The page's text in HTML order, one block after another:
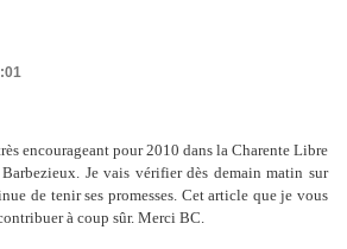
encourageant pour 2010 dans la Charente Libre
Je vais vérifier dès demain matin sur
de tenir ses promesses. Cet article que je vous
à coup sûr. Merci BC.